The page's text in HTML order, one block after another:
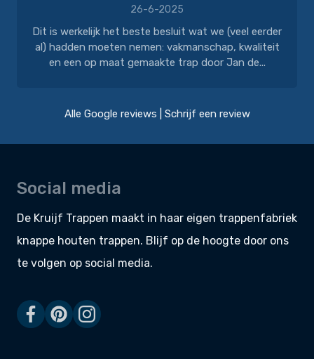
26-6-2025
Dit is werkelijk het beste besluit wat we (veel eerder
al) hadden moeten nemen: vakmanschap, kwaliteit
en een op maat gemaakte trap door Jan de...
Alle Google reviews Schrijf een review
Social media
De Kruijf Trappen maakt in haar eigen trappenfabriek
knappe houten trappen. Blijf op de hoogte door ons
te volgen op social media.